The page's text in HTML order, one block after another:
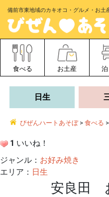
備前市東地域のカキオコ・グルメ・お土
食べる お土産
日生
びぜんハートあそぼ> 食べる >
1 いいね！
ジャンル： お好み焼き
エリア： 日生
安良田